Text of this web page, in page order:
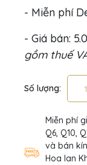
- Miễn phí
- Giá bán:
gồm thuế
Số lượng:
Miễn phí
Q6, Q10,
và bán
Hoa lan